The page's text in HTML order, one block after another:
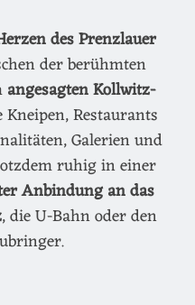
des Prenzlauer
der berühmten
angesagten Kollwitz-
Restaurants
Galerien und
ruhig in einer
Anbindung an das
, die U-Bahn oder den